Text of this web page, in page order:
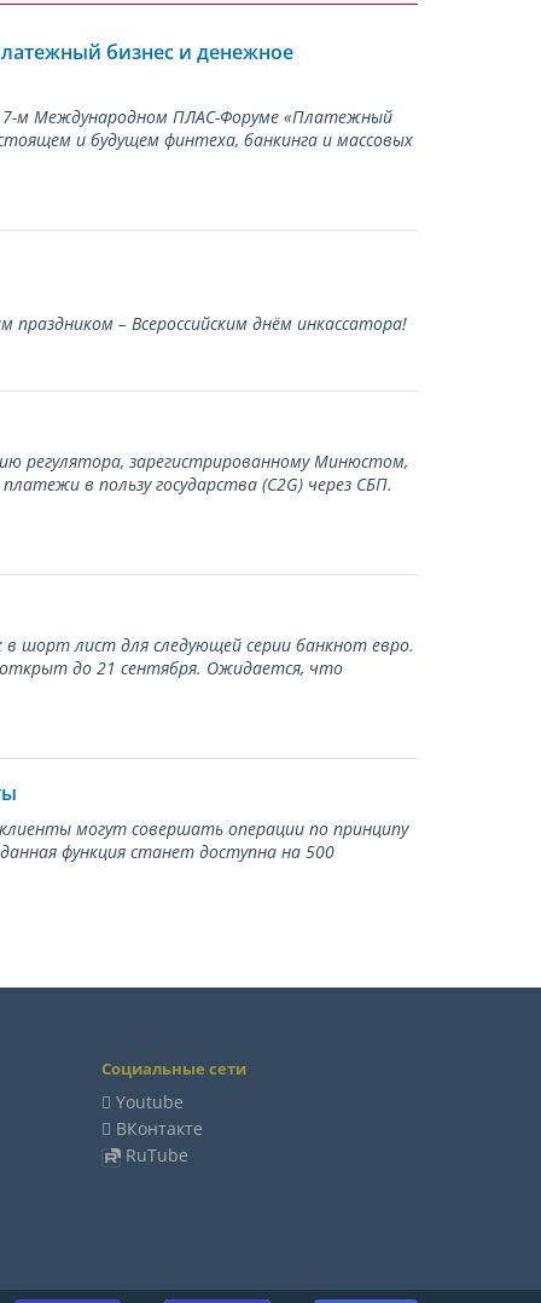
бизнес и денежное
м Международном ПЛАС-Форуме «Платежный
и будущем финтеха, банкинга и массовых
– Всероссийским днём инкассатора!
регулятора, зарегистрированному Минюстом,
в пользу государства (С2G) через СБП.
шорт лист для следующей серии банкнот евро.
до 21 сентября. Ожидается, что
могут совершать операции по принципу
функция станет доступна на 500
Социальные сети
Youtube
ВКонтакте
RuTube